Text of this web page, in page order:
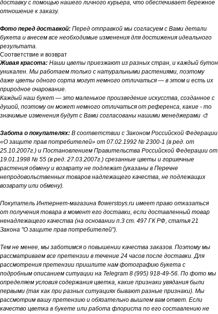
доставку с помощью нашего личного курьера, что обеспечивает бережное
отношение к заказу.
Фото перед доставкой: Перед отправкой мы согласуем с Вами детали
букета и внесем все необходимые изменения для достижения идеального
результата.
Соответствие и возврат
Живая красота: Наши цветы приезжают из разных стран, и каждый бутон
уникален. Мы работаем только с натуральными растениями, поэтому
даже цветы одного сорта могут немного отличаться — в этом и есть их
природное очарование.
Каждый наш букет — это маленькое произведение искусства, созданное с
душой, поэтому он может немного отличаться от референса, какие - то
значимые изменения будут с Вами согласованы нашими менеджерами 🎨
Забота о покупателях: В соответствии с Законом Российской Федерации
«О защите прав потребителей» от 07.02.1992 № 2300-1 (в ред. от
25.10.2007г.) и Постановлением Правительства Российской Федерации от
19.01.1998 № 55 (в ред. 27.03.2007г.) срезанные цветы и горшечные
растения обмену и возврату не подлежат (указаны в Перечне
непродовольственных товаров надлежащего качества, не подлежащих
возврату или обмену).
Покупатель Интернет-магазина flowerstoys.ru имеет право отказаться
от получения товара в момент его доставки, если доставленный товар
ненадлежащего качества (на основании п.3 ст. 497 ГК РФ, статья 21
Закона "О защите прав потребителей").
Тем не менее, мы заботимся о повышении качества заказов. Поэтому мы
рассматриваем все претензии в течение 24 часов после доставки. Для
рассмотрения претензии пришлите нам фотографию букета с
подробным описанием ситуации на Telegram 8 (995) 918-49-56. По фото мы
определяем условия содержания цветка, какие признаки увядания были
первыми (так как при разных ситуациях бывают разные признаки). Мы
рассмотрим вашу претензию и обязательно вышлем вам ответ. Если
качество цветка в букете или работа флориста по его составлению не